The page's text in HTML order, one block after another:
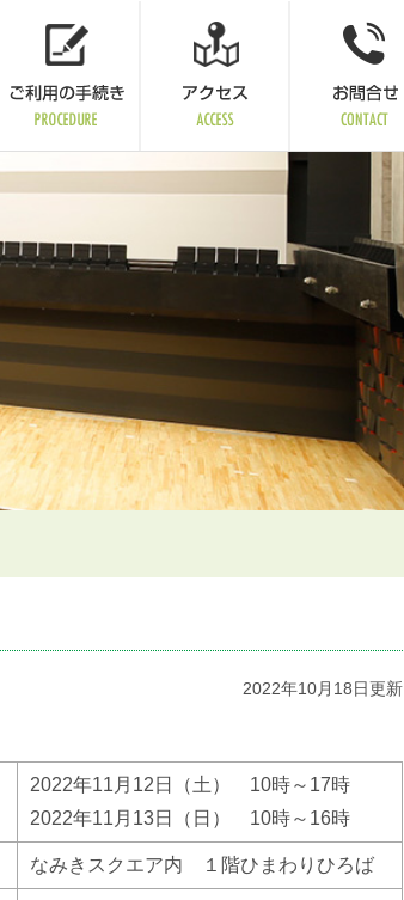
2022年10月18日更新
2022年11月12日（土） 10時～17時
2022年11月13日（日） 10時～16時
なみきスクエア内 １階ひまわりひろば